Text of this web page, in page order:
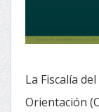
La Fiscalía
Orientación